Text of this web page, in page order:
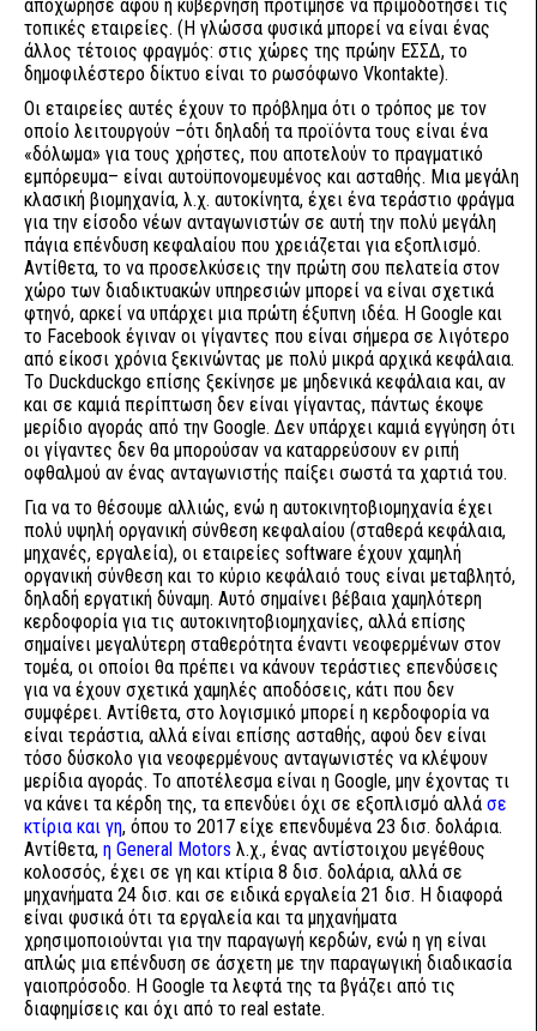
αποχώρησε αφού η κυβέρνηση προτίμησε να πριμοδοτήσει τις
τοπικές εταιρείες. (Η γλώσσα φυσικά μπορεί να είναι ένας
άλλος τέτοιος φραγμός: στις χώρες της πρώην ΕΣΣΔ, το
δημοφιλέστερο δίκτυο είναι το ρωσόφωνο Vkontakte).
Οι εταιρείες αυτές έχουν το πρόβλημα ότι ο τρόπος με τον
οποίο λειτουργούν –ότι δηλαδή τα προϊόντα τους είναι ένα
«δόλωμα» για τους χρήστες, που αποτελούν το πραγματικό
εμπόρευμα– είναι αυτοϋπονομευμένος και ασταθής. Μια μεγάλη
κλασική βιομηχανία, λ.χ. αυτοκίνητα, έχει ένα τεράστιο φράγμα
για την είσοδο νέων ανταγωνιστών σε αυτή την πολύ μεγάλη
πάγια επένδυση κεφαλαίου που χρειάζεται για εξοπλισμό.
Αντίθετα, το να προσελκύσεις την πρώτη σου πελατεία στον
χώρο των διαδικτυακών υπηρεσιών μπορεί να είναι σχετικά
φτηνό, αρκεί να υπάρχει μια πρώτη έξυπνη ιδέα. Η Google και
το Facebook έγιναν οι γίγαντες που είναι σήμερα σε λιγότερο
από είκοσι χρόνια ξεκινώντας με πολύ μικρά αρχικά κεφάλαια.
Το Duckduckgo επίσης ξεκίνησε με μηδενικά κεφάλαια και, αν
και σε καμιά περίπτωση δεν είναι γίγαντας, πάντως έκοψε
μερίδιο αγοράς από την Google. Δεν υπάρχει καμιά εγγύηση ότι
οι γίγαντες δεν θα μπορούσαν να καταρρεύσουν εν ριπή
οφθαλμού αν ένας ανταγωνιστής παίξει σωστά τα χαρτιά του.
Για να το θέσουμε αλλιώς, ενώ η αυτοκινητοβιομηχανία έχει
πολύ υψηλή οργανική σύνθεση κεφαλαίου (σταθερά κεφάλαια,
μηχανές, εργαλεία), οι εταιρείες software έχουν χαμηλή
οργανική σύνθεση και το κύριο κεφάλαιό τους είναι μεταβλητό,
δηλαδή εργατική δύναμη. Αυτό σημαίνει βέβαια χαμηλότερη
κερδοφορία για τις αυτοκινητοβιομηχανίες, αλλά επίσης
σημαίνει μεγαλύτερη σταθερότητα έναντι νεοφερμένων στον
τομέα, οι οποίοι θα πρέπει να κάνουν τεράστιες επενδύσεις
για να έχουν σχετικά χαμηλές αποδόσεις, κάτι που δεν
συμφέρει. Αντίθετα, στο λογισμικό μπορεί η κερδοφορία να
είναι τεράστια, αλλά είναι επίσης ασταθής, αφού δεν είναι
τόσο δύσκολο για νεοφερμένους ανταγωνιστές να κλέψουν
μερίδια αγοράς. Το αποτέλεσμα είναι η Google, μην έχοντας τι
να κάνει τα κέρδη της, τα επενδύει όχι σε εξοπλισμό αλλά σε
κτίρια και γη, όπου το 2017 είχε επενδυμένα 23 δισ. δολάρια.
Αντίθετα, η General Motors λ.χ., ένας αντίστοιχου μεγέθους
κολοσσός, έχει σε γη και κτίρια 8 δισ. δολάρια, αλλά σε
μηχανήματα 24 δισ. και σε ειδικά εργαλεία 21 δισ. Η διαφορά
είναι φυσικά ότι τα εργαλεία και τα μηχανήματα
χρησιμοποιούνται για την παραγωγή κερδών, ενώ η γη είναι
απλώς μια επένδυση σε άσχετη με την παραγωγική διαδικασία
γαιοπρόσοδο. Η Google τα λεφτά της τα βγάζει από τις
διαφημίσεις και όχι από το real estate.